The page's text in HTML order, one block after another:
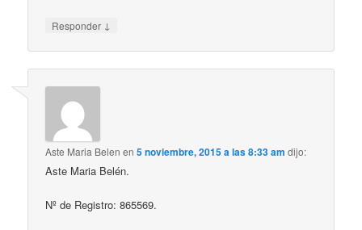
Responder ↓
Aste Maria Belen en5 noviembre, 2015 a las 8:33 am dijo:
Aste Maria Belén.
Nº de Registro: 865569.